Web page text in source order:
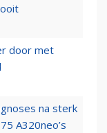
door met
na sterk
A320neo’s